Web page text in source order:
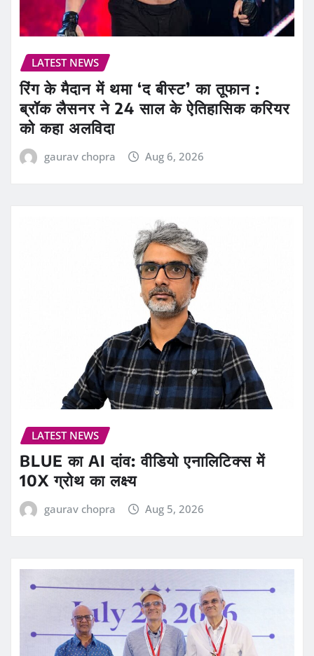
LATEST NEWS
रिंग के मैदान में थमा ‘द बीस्ट’ का तूफान :
ब्रॉक लैसनर ने 24 साल के ऐतिहासिक करियर
को कहा अलविदा
gaurav chopra Aug 6, 2026
LATEST NEWS
BLUE का AI दांव: वीडियो एनालिटिक्स में
10X ग्रोथ का लक्ष्य
gaurav chopra Aug 5, 2026